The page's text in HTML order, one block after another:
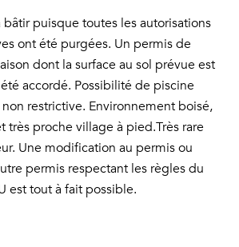
bâtir puisque toutes les autorisations
ont été purgées. Un permis de
dont la surface au sol prévue est
accordé. Possibilité de piscine
restrictive. Environnement boisé,
très proche village à pied.Très rare
Une modification au permis ou
permis respectant les règles du
est tout à fait possible.